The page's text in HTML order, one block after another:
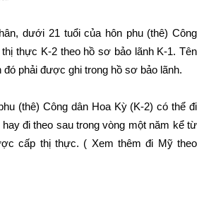
dưới 21 tuổi của hôn phu (thê) Công
thực K-2 theo hồ sơ bảo lãnh K-1. Tên
phải được ghi trong hồ sơ bảo lãnh.
(thê) Công dân Hoa Kỳ (K-2) có thể đi
đi theo sau trong vòng một năm kể từ
cấp thị thực. ( Xem thêmđi Mỹ theo